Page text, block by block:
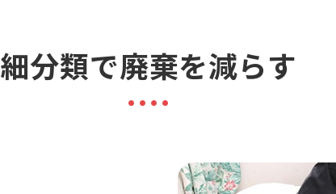
細分類で廃棄を減らす